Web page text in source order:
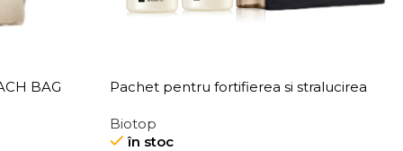
BAG
Pachet pentru fortifierea si stralucirea
Biotop
în stoc